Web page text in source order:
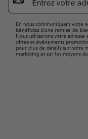
e-
En nous communiquant votre
bénéficiez d’une remise de
Nous utiliserons votre
offres et événements
pour plus de détails sur notre
marketing et sur les moyens